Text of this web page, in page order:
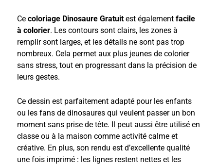
Ce coloriage Dinosaure Gratuit est également facile
à colorier. Les contours sont clairs, les zones à
remplir sont larges, et les détails ne sont pas trop
nombreux. Cela permet aux plus jeunes de colorier
sans stress, tout en progressant dans la précision de
leurs gestes.
Ce dessin est parfaitement adapté pour les enfants
ou les fans de dinosaures qui veulent passer un bon
moment sans prise de tête. Il peut aussi être utilisé en
classe ou à la maison comme activité calme et
créative. En plus, son rendu est d’excellente qualité
une fois imprimé : les lignes restent nettes et les